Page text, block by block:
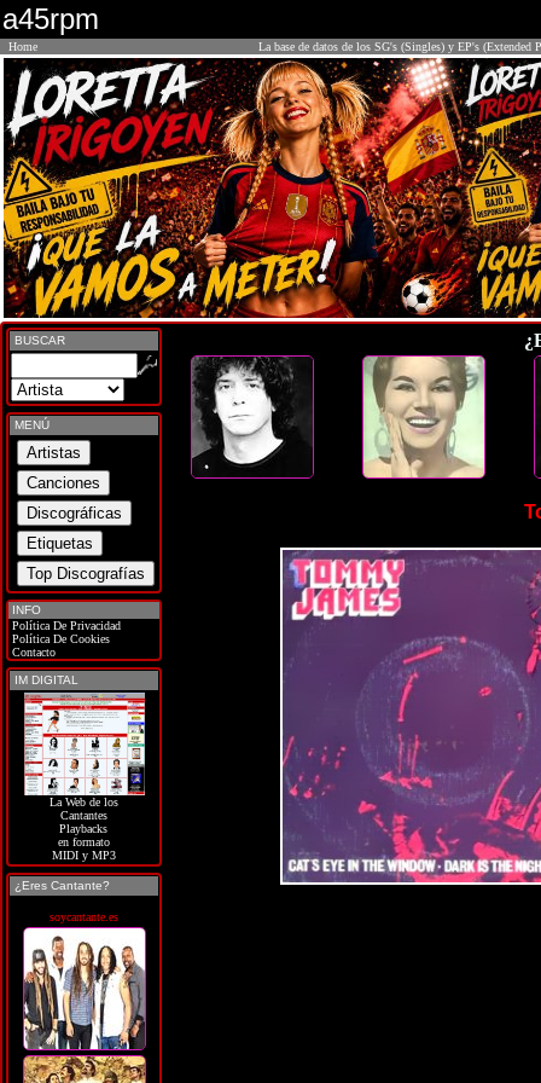
a45rpm
Home La base de datos de los SG's (Singles) y EP's (Extended
BUSCAR
MENÚ
INFO
Política De Privacidad
Política De Cookies
Contacto
IM DIGITAL
La Web de los
Cantantes
Playbacks
en formato
MIDI y MP3
¿Eres Cantante?
soycantante.es